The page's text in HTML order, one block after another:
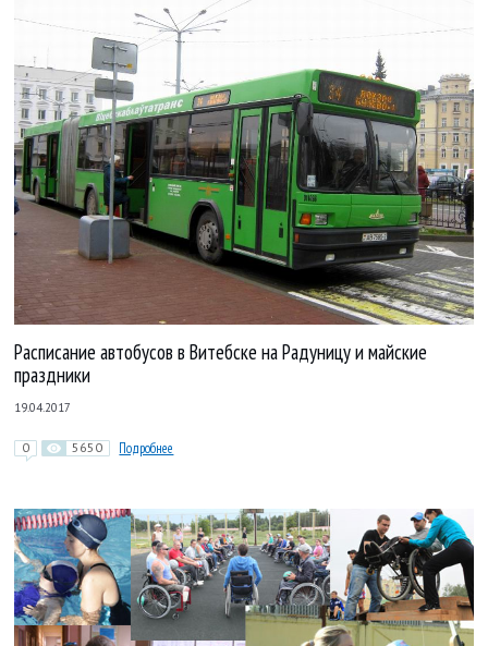
Расписание автобусов в Витебске на Радуницу и майские
праздники
19.04.2017
0 5650 Подробнее